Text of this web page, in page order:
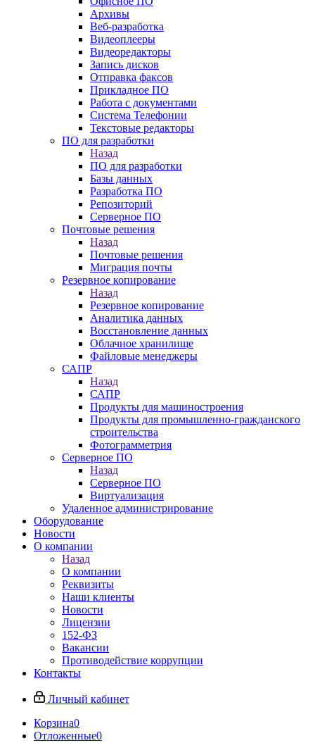
Архивы
Веб-разработка
Видеоплееры
Видеоредакторы
Запись дисков
Отправка факсов
Прикладное ПО
Работа с документами
Система Телефонии
Текстовые редакторы
ПО для разработки
Назад
ПО для разработки
Базы данных
Разработка ПО
Репозиторий
Серверное ПО
Почтовые решения
Назад
Почтовые решения
Миграция почты
Резервное копирование
Назад
Резервное копирование
Аналитика данных
Восстановление данных
Облачное хранилище
Файловые менеджеры
САПР
Назад
САПР
Продукты для машиностроения
Продукты для промышленно-гражданского
строительства
Фотограмметрия
Серверное ПО
Назад
Серверное ПО
Виртуализация
Удаленное администрирование
Оборудование
Новости
О компании
Назад
О компании
Реквизиты
Наши клиенты
Новости
Лицензии
152-ФЗ
Вакансии
Противодействие коррупции
Контакты
Личный кабинет
Корзина0
Отложенные0